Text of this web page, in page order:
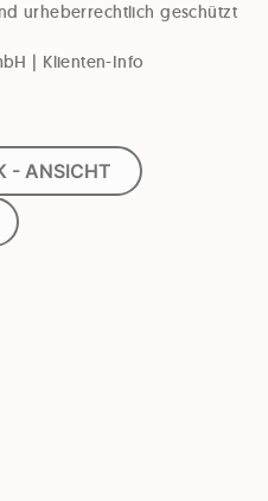
urheberrechtlich geschützt
| Klienten-Info
- ANSICHT